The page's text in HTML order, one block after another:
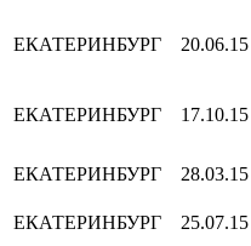
ЕКАТЕРИНБУРГ 20.06.15
ЕКАТЕРИНБУРГ 17.10.15
ЕКАТЕРИНБУРГ 28.03.15
ЕКАТЕРИНБУРГ 25.07.15